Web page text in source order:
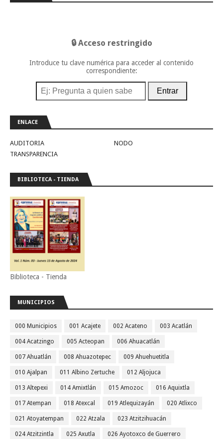
🔒 Acceso restringido
Introduce tu clave numérica para acceder al contenido
correspondiente:
Entrar
ENLACE
AUDITORIA
NODO
TRANSPARENCIA
BIBLIOTECA - TIENDA
Biblioteca - Tienda
MUNICIPIOS
000 Municipios 001 Acajete 002 Acateno 003 Acatlán
004 Acatzingo 005 Acteopan 006 Ahuacatlán
007 Ahuatlán 008 Ahuazotepec 009 Ahuehuetitla
010 Ajalpan 011 Albino Zertuche 012 Aljojuca
013 Altepexi 014 Amixtlán 015 Amozoc 016 Aquixtla
017 Atempan 018 Atexcal 019 Atlequizayán 020 Atlixco
021 Atoyatempan 022 Atzala 023 Atzitzihuacán
024 Atzitzintla 025 Axutla 026 Ayotoxco de Guerrero